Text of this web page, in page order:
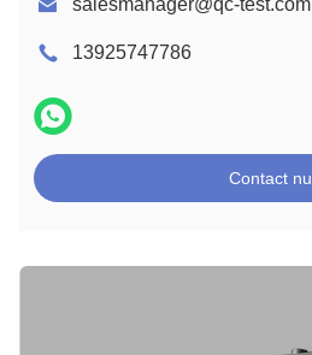
salesmanager@qc-test.com
13925747786
Contact nu